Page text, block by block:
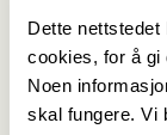
Dette
cookies, for å gi
Noen
skal fungere. Vi
opphavelege
hadde
– Det er klart